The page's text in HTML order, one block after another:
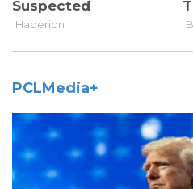
PCLMedia+